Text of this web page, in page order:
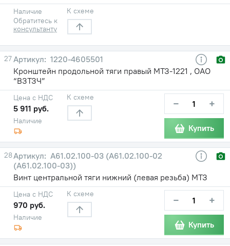
Наличие
Обратитесь к
консультанту
К схеме
27
1220-4605501
Кронштейн продольной тяги правый МТЗ-1221 , ОАО
“ВЗТЗЧ”
Наличие
Цена с НДС
5 911 руб.
К схеме − +
Купить
28
А61.02.100-03 (А61.02.100-02
(А61.02.100-03))
Винт центральной тяги нижний (левая резьба) МТЗ
Наличие
Цена с НДС
970 руб.
К схеме − +
Купить